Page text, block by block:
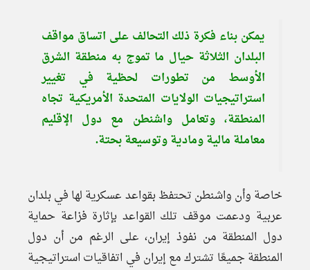
يمكن بناء فكرة ذلك التحالف على اتساق مواقف
البلدان الثلاثة حيال ما تموج به منطقة الشرق
الأوسط من تطورات لحظية في تغيير
استراتيجيات الولايات المتحدة الأمريكية تجاه
المنطقة، وتعامل واشنطن مع دول الإقليم
معاملة مالية ومادية وتوسيعة بحتة.
خاصة وأن واشنطن تحتفظ بقواعد عسكرية لها في بلدان
عربية ودعمت موقف تلك القواعد بإثارة فزاعة حماية
دول المنطقة من نفوذ إيران، على الرغم من أن دول
المنطقة جميعًا تشترك مع إيران في اتفاقيات استراتيجية